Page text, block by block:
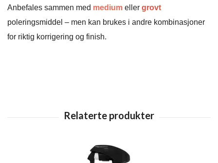
Anbefales sammen med medium eller grovt
poleringsmiddel – men kan brukes i andre kombinasjoner
for riktig korrigering og finish.